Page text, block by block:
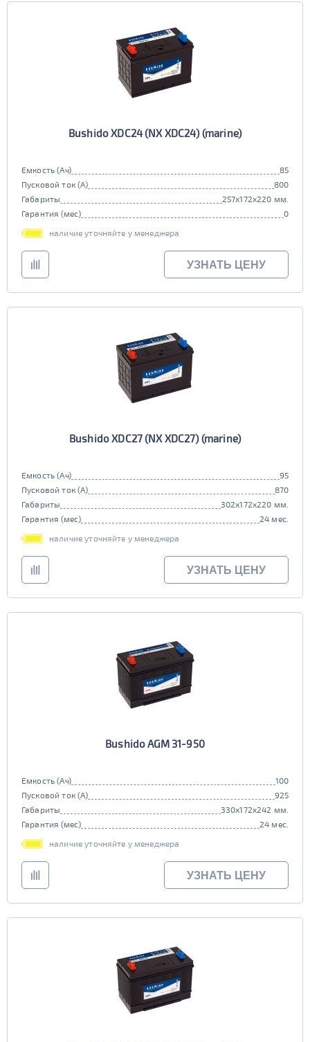
Bushido XDC24 (NX XDС24) (marine)
Емкость (Ач)
85
Пусковой ток (А)
800
Габариты
257x172x220 мм.
Гарантия (мес)
0
наличие уточняйте у менеджера
УЗНАТЬ ЦЕНУ
Bushido XDC27 (NX XDC27) (marine)
Емкость (Ач)
95
Пусковой ток (А)
870
Габариты
302x172x220 мм.
Гарантия (мес)
24 мес.
наличие уточняйте у менеджера
УЗНАТЬ ЦЕНУ
Bushido AGM 31-950
Емкость (Ач)
100
Пусковой ток (А)
925
Габариты
330x172x242 мм.
Гарантия (мес)
24 мес.
наличие уточняйте у менеджера
УЗНАТЬ ЦЕНУ